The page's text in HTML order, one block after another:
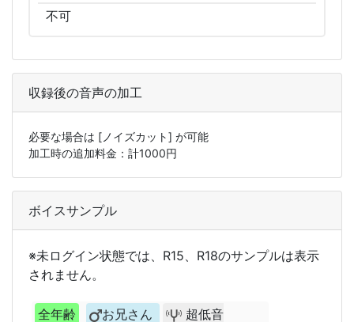
不可
収録後の音声の加工
必要な場合は [ノイズカット] が可能
加工時の追加料金：計1000円
ボイスサンプル
※未ログイン状態では、R15、R18のサンプルは表示
されません。
全年齢 お兄さん 超低音